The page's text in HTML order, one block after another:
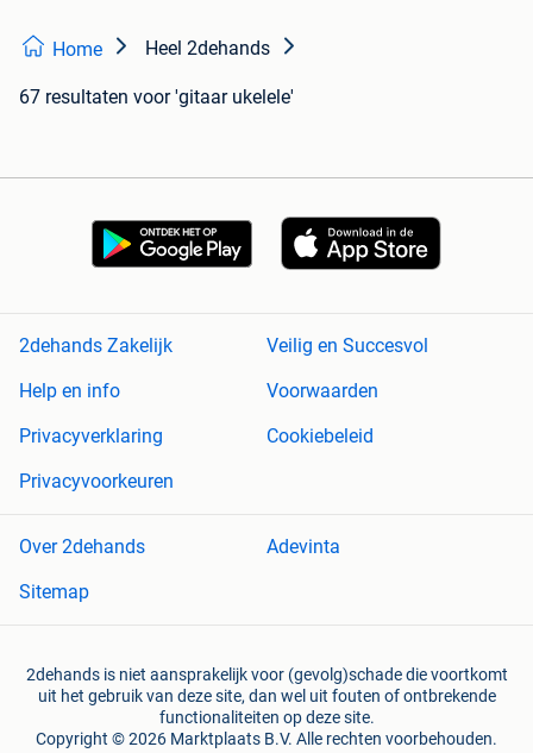
Home Heel 2dehands
67 resultaten voor 'gitaar ukelele'
2dehands Zakelijk
Veilig en Succesvol
Help en info
Voorwaarden
Privacyverklaring
Cookiebeleid
Privacyvoorkeuren
Over 2dehands
Adevinta
Sitemap
2dehands is niet aansprakelijk voor (gevolg)schade die voortkomt
uit het gebruik van deze site, dan wel uit fouten of ontbrekende
functionaliteiten op deze site.
Copyright © 2026 Marktplaats B.V. Alle rechten voorbehouden.